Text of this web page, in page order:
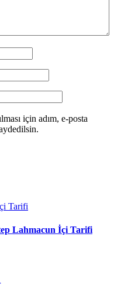
için adım, e-posta
Lahmacun İçi Tarifi